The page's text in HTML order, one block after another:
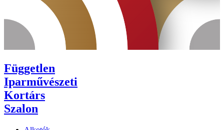
Független
Iparművészeti
Kortárs
Szalon